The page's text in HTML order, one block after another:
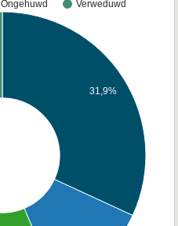
Ongehuwd Verweduwd
31,9%